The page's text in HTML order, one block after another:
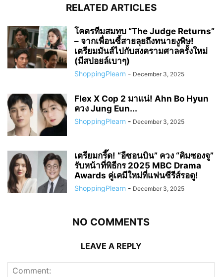
RELATED ARTICLES
โคตรทีมสมทบ “The Judge Returns”
– จากเพื่อนซี้สายลุยถึงทนายงูพิษ!
เตรียมมันส์ไปกับสงครามศาลครั้งใหม่
(มีสปอยล์เบาๆ)
ShoppingPlearn - December 3, 2025
Flex X Cop 2 มาแน่! Ahn Bo Hyun
ควง Jung Eun...
ShoppingPlearn - December 3, 2025
เตรียมกรี๊ด! “อีซอนบิน” ควง “คิมซองจู”
รับหน้าที่พิธีกร 2025 MBC Drama
Awards คู่เคมีใหม่ที่แฟนซีรีส์รอดู!
ShoppingPlearn - December 3, 2025
NO COMMENTS
LEAVE A REPLY